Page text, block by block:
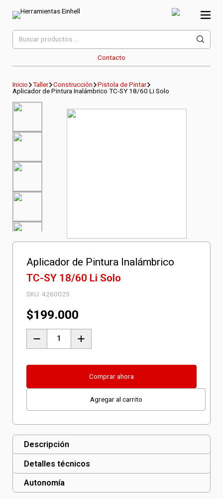
Herramientas Einhell
Distribuidor Oficial
Contacto
Buscar
por:
Inicio Taller Construcción
Pistola de Pintar
Aplicador de Pintura Inalámbrico TC-SY 18/60 Li Solo
Aplicador de Pintura Inalámbrico
TC-SY 18/60 Li Solo
SKU:4260025
$199.000
Aplicador
de
TC-
Solo
cantidad
Comprar ahora
Agregar al carrito
Descripción
Detalles técnicos
Autonomía